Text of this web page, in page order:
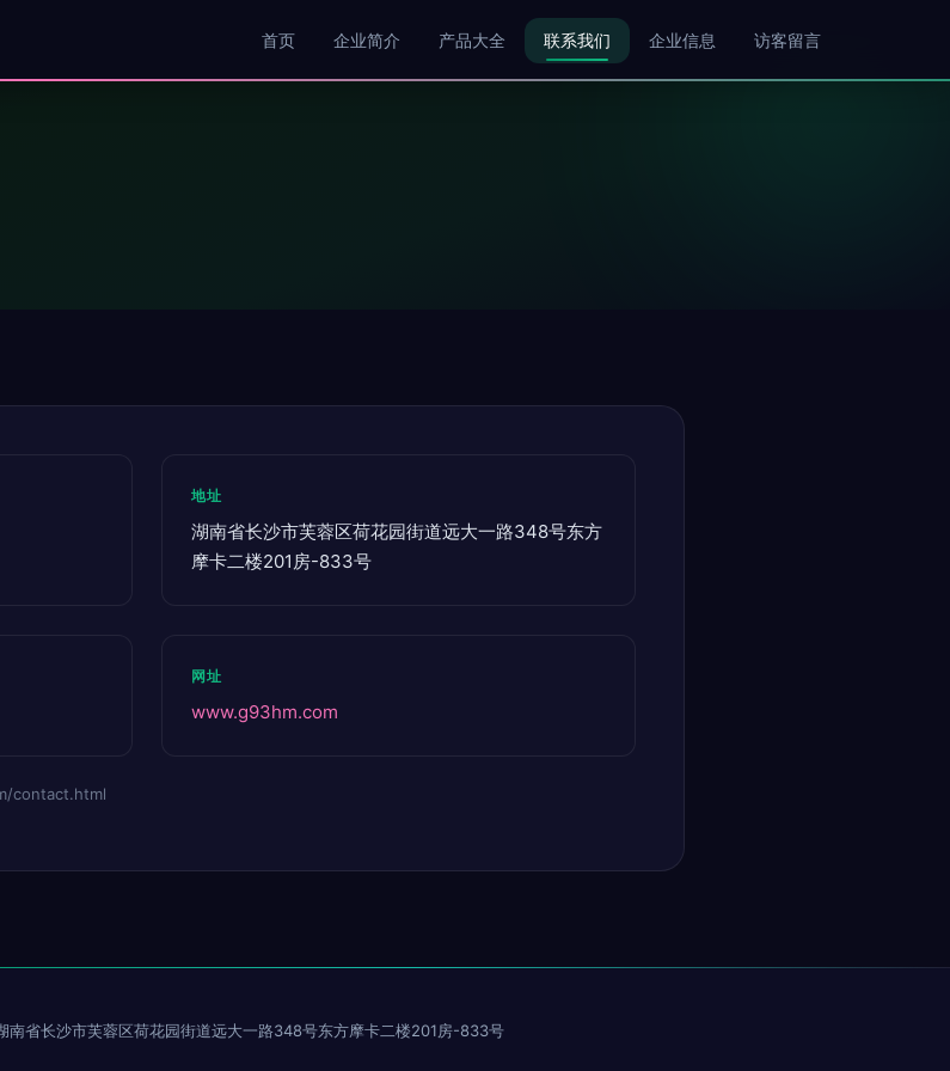
首页 企业简介 产品大全 联系我们 企业信息 访客留言
地址
湖南省长沙市芙蓉区荷花园街道远大一路348号东方
摩卡二楼201房-833号
网址
www.g93hm.com
contact.html
南省长沙市芙蓉区荷花园街道远大一路348号东方摩卡二楼201房-833号